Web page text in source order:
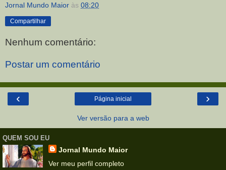
Jornal Mundo Maior às 08:20
Compartilhar
Nenhum comentário:
Postar um comentário
‹ ›
Página inicial
Ver versão para a web
QUEM SOU EU
Jornal Mundo Maior
Ver meu perfil completo